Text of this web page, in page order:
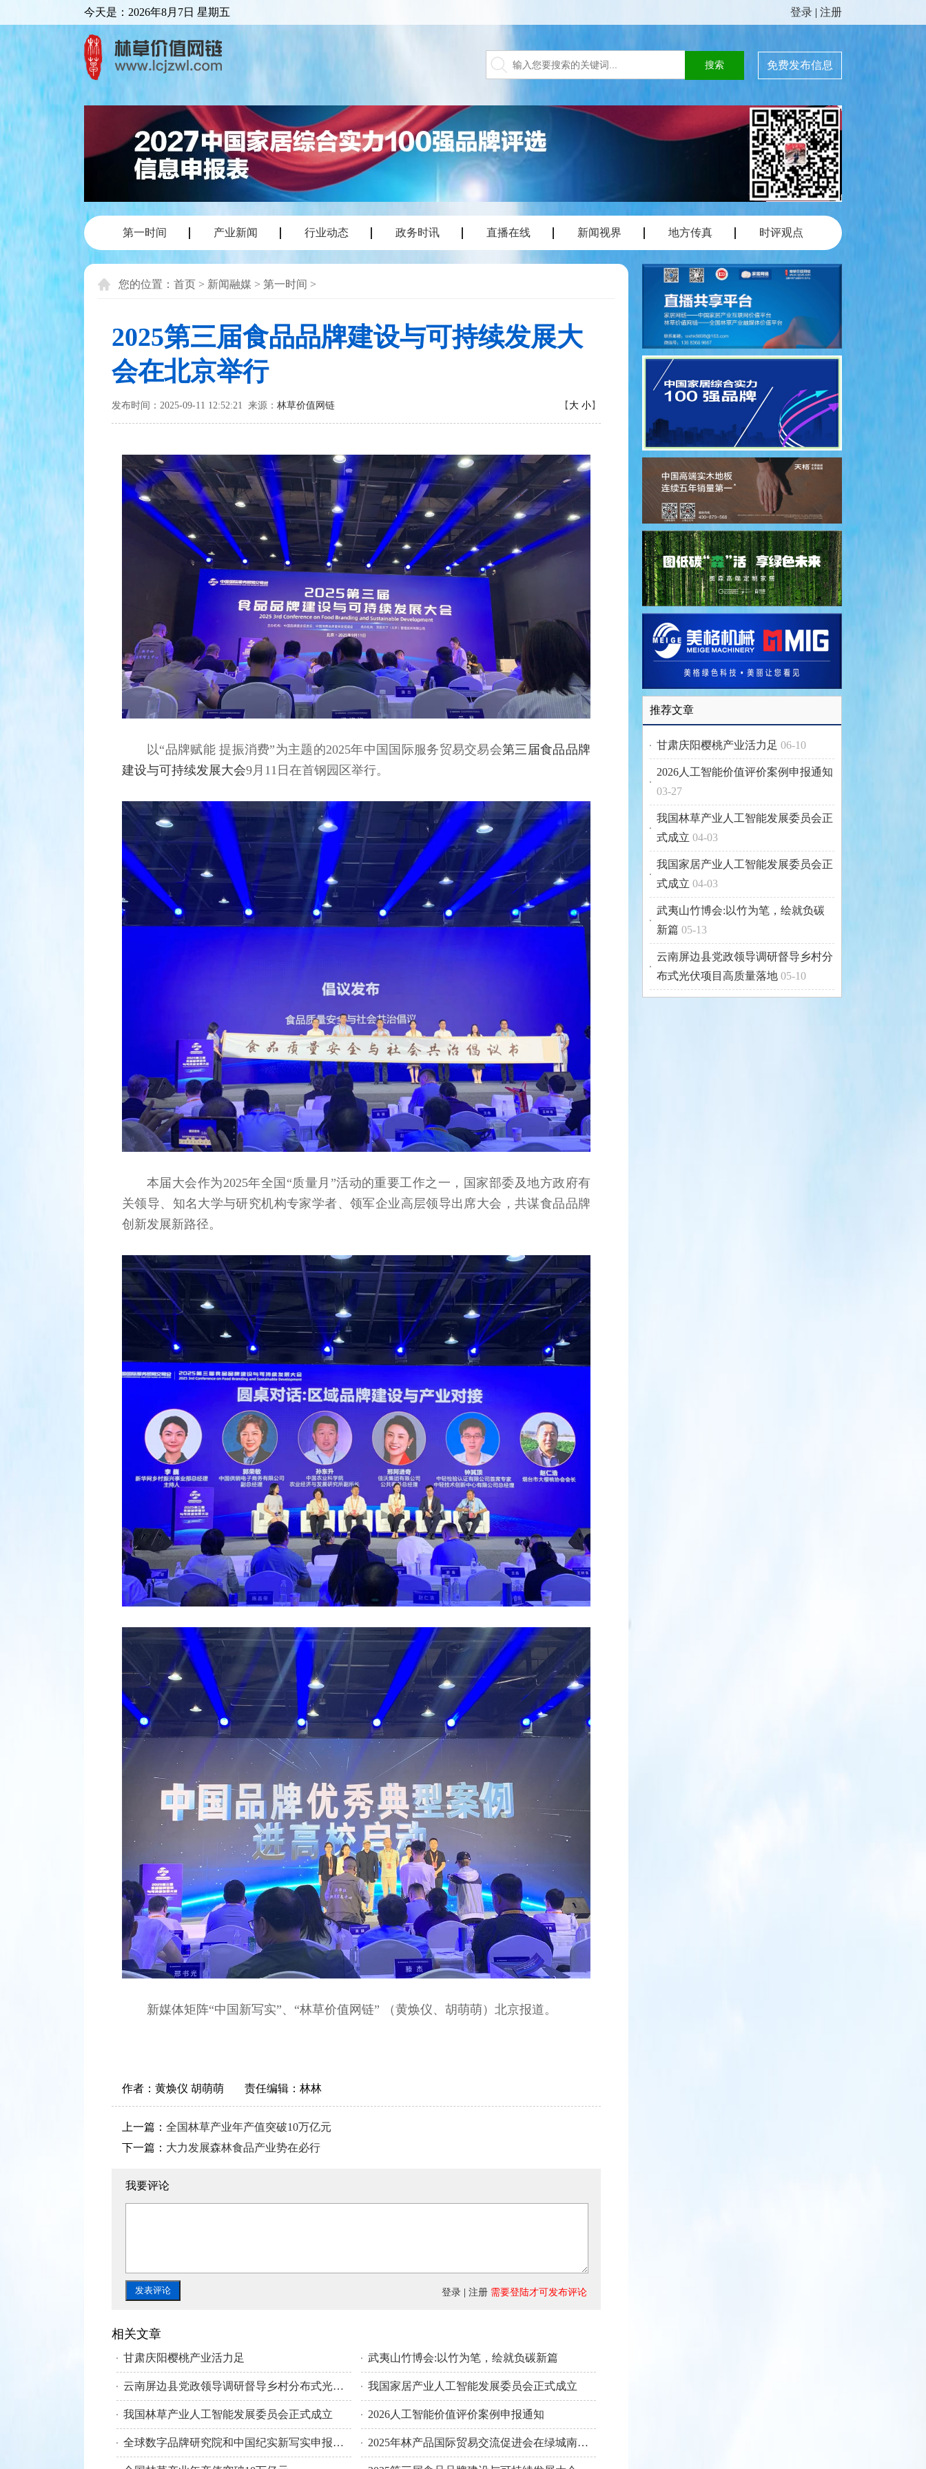
今天是： 2026年8月7日 星期五 登录 | 注册
免费发布信息
第一时间 产业新闻 行业动态 政务时讯 直播在线 新闻视界 地方传真 时评观点
您的位置： 首页 > 新闻融媒 > 第一时间 >
2025第三届食品品牌建设与可持续发展大
会在北京举行
发布时间：2025-09-11 12:52:21 来源： 林草价值网链 【 大 小】
以“品牌赋能 提振消费”为主题的2025年中国国际服务贸易交易会第三届食品品牌
建设与可持续发展大会9月11日在首钢园区举行。
本届大会作为2025年全国“质量月”活动的重要工作之一，国家部委及地方政府有
关领导、知名大学与研究机构专家学者、领军企业高层领导出席大会，共谋食品品牌
创新发展新路径。
新媒体矩阵“中国新写实”、“林草价值网链” （黄焕仪、胡萌萌）北京报道。
作者： 黄焕仪 胡萌萌 责任编辑： 林林
上一篇： 全国林草产业年产值突破10万亿元
下一篇： 大力发展森林食品产业势在必行
我要评论
登录 注册 需要登陆才可发布评论
相关文章
甘肃庆阳樱桃产业活力足 武夷山竹博会:以竹为笔，绘就负碳新篇
云南屏边县党政领导调研督导乡村分布式光伏项目高质量落地 我国家居产业人工智能发展委员会正式成立
我国林草产业人工智能发展委员会正式成立 2026人工智能价值评价案例申报通知
全球数字品牌研究院和中国纪实新写实申报活动的通知 2025年林产品国际贸易交流促进会在绿城南宁举行
推荐文章
甘肃庆阳樱桃产业活力足 06-10
2026人工智能价值评价案例申报通知
03-27
我国林草产业人工智能发展委员会正
式成立 04-03
我国家居产业人工智能发展委员会正
式成立 04-03
武夷山竹博会:以竹为笔，绘就负碳
新篇 05-13
云南屏边县党政领导调研督导乡村分
布式光伏项目高质量落地 05-10